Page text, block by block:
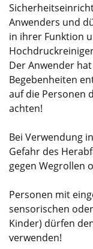
Anwenders und
in ihrer Funktion
Der Anwender
Begebenheiten
auf die Personen
achten!
Bei Verwendung
Gefahr des
gegen Wegrollen
Personen mit
sensorischen
Kinder) dürfen
verwenden!